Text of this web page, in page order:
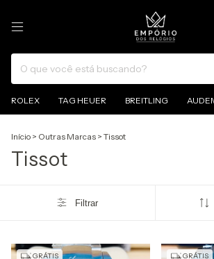
ROLEX TAG HEUER BREITLING
Início > Outras Marcas > Tissot
Tissot
Filtrar
GRÁTIS GRÁTIS